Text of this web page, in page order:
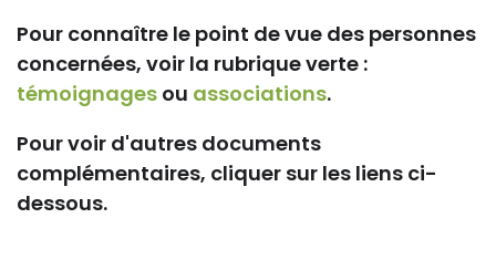
Pour connaître le point de vue des personnes
concernées, voir la rubrique verte :
témoignages ou associations.
Pour voir d'autres documents
complémentaires, cliquer sur les liens ci-
dessous.